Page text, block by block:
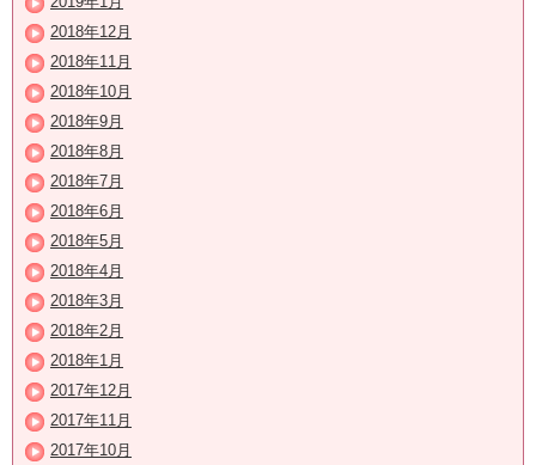
2018年12月
2018年11月
2018年10月
2018年9月
2018年8月
2018年7月
2018年6月
2018年5月
2018年4月
2018年3月
2018年2月
2018年1月
2017年12月
2017年11月
2017年10月